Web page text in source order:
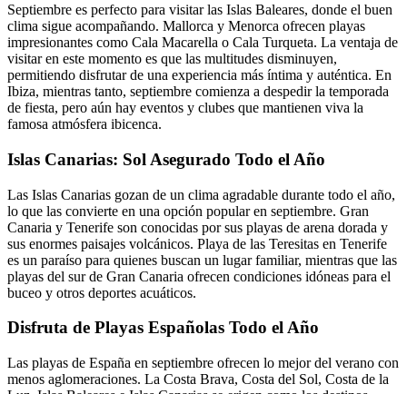
Septiembre es perfecto para visitar las Islas Baleares, donde el buen
clima sigue acompañando. Mallorca y Menorca ofrecen playas
impresionantes como Cala Macarella o Cala Turqueta. La ventaja de
visitar en este momento es que las multitudes disminuyen,
permitiendo disfrutar de una experiencia más íntima y auténtica. En
Ibiza, mientras tanto, septiembre comienza a despedir la temporada
de fiesta, pero aún hay eventos y clubes que mantienen viva la
famosa atmósfera ibicenca.
Islas Canarias: Sol Asegurado Todo el Año
Las Islas Canarias gozan de un clima agradable durante todo el año,
lo que las convierte en una opción popular en septiembre. Gran
Canaria y Tenerife son conocidas por sus playas de arena dorada y
sus enormes paisajes volcánicos. Playa de las Teresitas en Tenerife
es un paraíso para quienes buscan un lugar familiar, mientras que las
playas del sur de Gran Canaria ofrecen condiciones idóneas para el
buceo y otros deportes acuáticos.
Disfruta de Playas Españolas Todo el Año
Las playas de España en septiembre ofrecen lo mejor del verano con
menos aglomeraciones. La Costa Brava, Costa del Sol, Costa de la